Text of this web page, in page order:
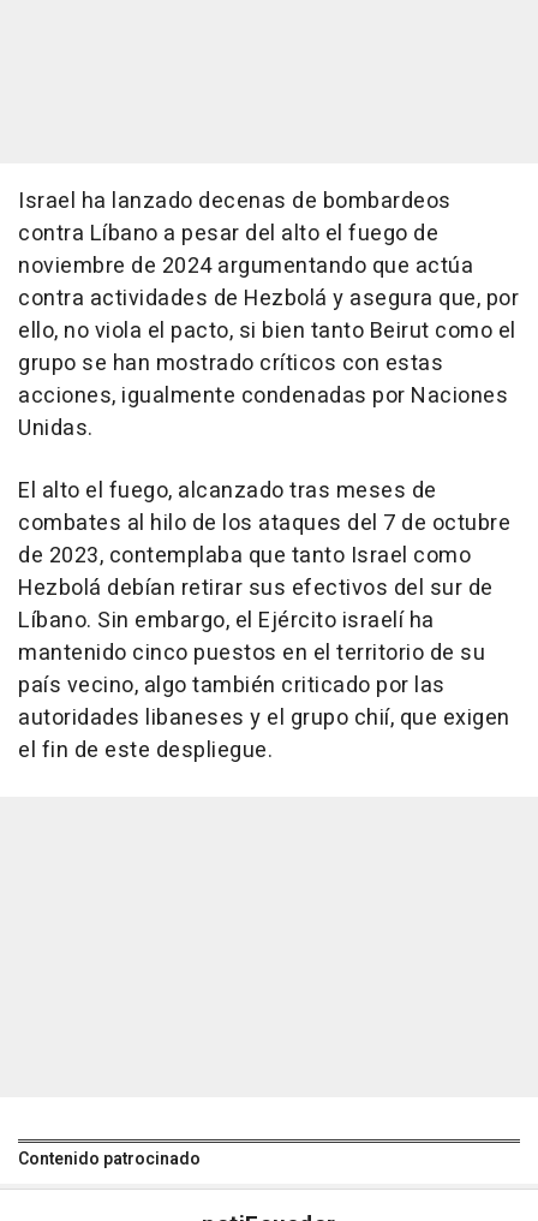
Israel ha lanzado decenas de bombardeos
contra Líbano a pesar del alto el fuego de
noviembre de 2024 argumentando que actúa
contra actividades de Hezbolá y asegura que, por
ello, no viola el pacto, si bien tanto Beirut como el
grupo se han mostrado críticos con estas
acciones, igualmente condenadas por Naciones
Unidas.
El alto el fuego, alcanzado tras meses de
combates al hilo de los ataques del 7 de octubre
de 2023, contemplaba que tanto Israel como
Hezbolá debían retirar sus efectivos del sur de
Líbano. Sin embargo, el Ejército israelí ha
mantenido cinco puestos en el territorio de su
país vecino, algo también criticado por las
autoridades libaneses y el grupo chií, que exigen
el fin de este despliegue.
Contenido patrocinado